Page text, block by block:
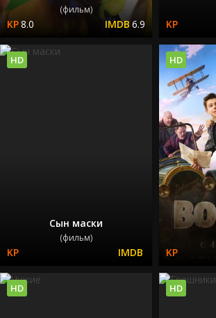
(фильм)
8.0 6.9
Сын маски
(фильм)
HD HD
HD HD